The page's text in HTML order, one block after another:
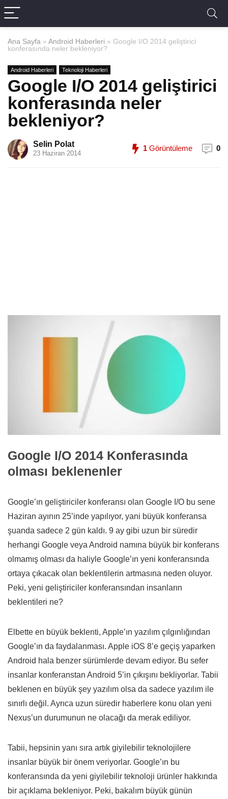
Ana Sayfa » Android Haberleri » Google I/O 2014 geliştirici
konferasında neler bekleniyor?
Android Haberleri Teknoloji Haberleri
Google I/O 2014 geliştirici
konferasında neler
bekleniyor?
Selin Polat
23 Haziran 2014
1 Görüntüleme 0
Google I/O 2014 Konferasında
olması beklenenler
Google’ın geliştiriciler konferansı olan Google I/O bu sene
Haziran ayının 25’inde yapılıyor, yani büyük konferansa
şuanda sadece 2 gün kaldı. 9 ay gibi uzun bir süredir
herhangi Google veya Android namına büyük bir konferans
olmamış olması da haliyle Google’ın yeni konferansında
ortaya çıkacak olan beklentilerin artmasına neden oluyor.
Peki, yeni geliştiriciler konferansından insanların
beklentileri ne?
Elbette en büyük beklenti, Apple’ın yazılım çılgınlığından
Google’ın da faydalanması. Apple iOS 8’e geçiş yaparken
Android hala benzer sürümlerde devam ediyor. Bu sefer
insanlar konferanstan Android 5’in çıkışını bekliyorlar. Tabii
beklenen en büyük şey yazılım olsa da sadece yazılım ile
sınırlı değil. Ayrıca uzun süredir haberlere konu olan yeni
Nexus’un durumunun ne olacağı da merak ediliyor.
Tabii, hepsinin yanı sıra artık giyilebilir teknolojilere
insanlar büyük bir önem veriyorlar. Google’ın bu
konferansında da yeni giyilebilir teknoloji ürünler hakkında
bir açıklama bekleniyor. Peki, bakalım büyük günün